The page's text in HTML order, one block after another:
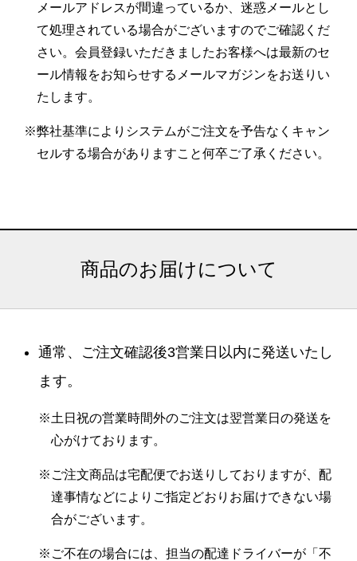
メールアドレスが間違っているか、迷惑メールとし
て処理されている場合がございますのでご確認くだ
さい。会員登録いただきましたお客様へは最新のセ
ール情報をお知らせするメールマガジンをお送りい
たします。
※弊社基準によりシステムがご注文を予告なくキャン
セルする場合がありますこと何卒ご了承ください。
商品のお届けについて
通常、ご注文確認後3営業日以内に発送いたし
ます。
※土日祝の営業時間外のご注文は翌営業日の発送を
心がけております。
※ご注文商品は宅配便でお送りしておりますが、配
達事情などによりご指定どおりお届けできない場
合がございます。
※ご不在の場合には、担当の配達ドライバーが「不